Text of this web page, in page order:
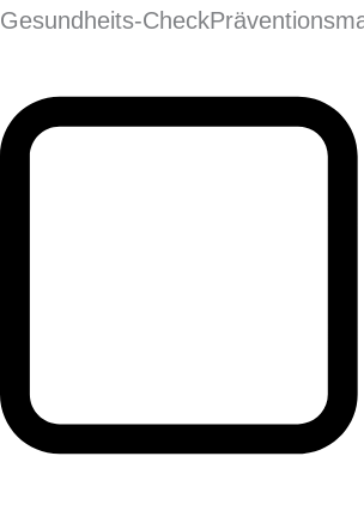
Gesundheits-Check